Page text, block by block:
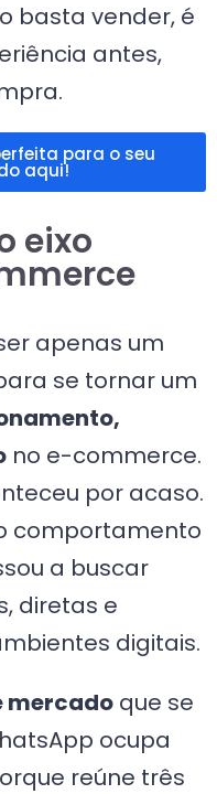
basta vender, é
antes,
para o seu
aqui!
eixo
apenas um
se tornar um
no e-commerce.
por acaso.
comportamento
a buscar
diretas e
digitais.
mercado que se
ocupa
reúne três